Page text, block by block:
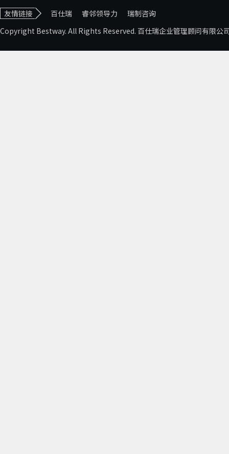
友情链接 百仕瑞 睿邻领导力
瑞制咨询
Copyright Bestway. All Rights Reserved. 百仕瑞企业管理顾问有限公